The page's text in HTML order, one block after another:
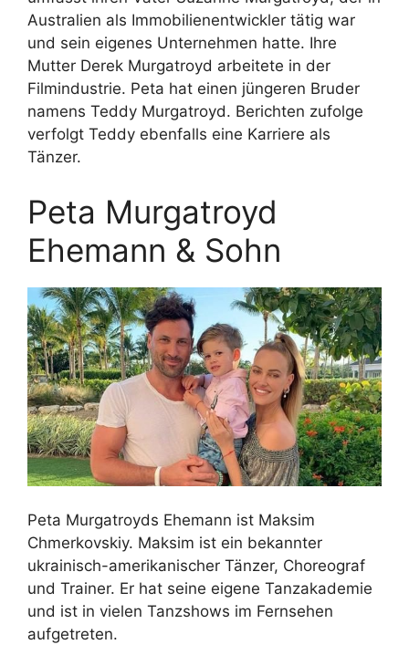
Australien als Immobilienentwickler tätig war
und sein eigenes Unternehmen hatte. Ihre
Mutter Derek Murgatroyd arbeitete in der
Filmindustrie. Peta hat einen jüngeren Bruder
namens Teddy Murgatroyd. Berichten zufolge
verfolgt Teddy ebenfalls eine Karriere als
Tänzer.
Peta Murgatroyd
Ehemann & Sohn
Peta Murgatroyds Ehemann ist Maksim
Chmerkovskiy. Maksim ist ein bekannter
ukrainisch-amerikanischer Tänzer, Choreograf
und Trainer. Er hat seine eigene Tanzakademie
und ist in vielen Tanzshows im Fernsehen
aufgetreten.